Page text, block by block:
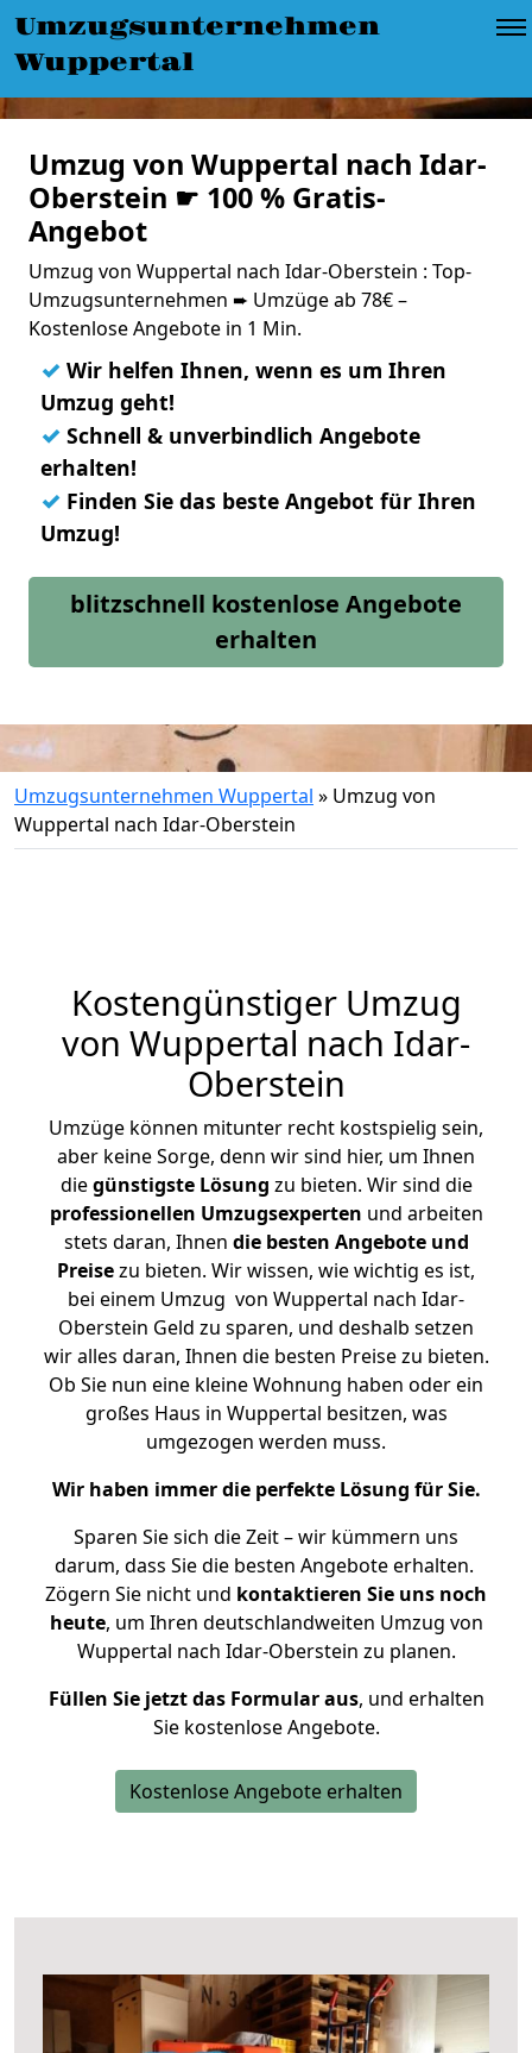
Umzugsunternehmen
Wuppertal
Umzug von Wuppertal nach Idar-
Oberstein ☛ 100 % Gratis-
Angebot
Umzug von Wuppertal nach Idar-Oberstein : Top-
Umzugsunternehmen ➨ Umzüge ab 78€ –
Kostenlose Angebote in 1 Min.
✓ Wir helfen Ihnen, wenn es um Ihren
Umzug geht!
✓ Schnell & unverbindlich Angebote
erhalten!
✓ Finden Sie das beste Angebot für Ihren
Umzug!
blitzschnell kostenlose Angebote
erhalten
Umzugsunternehmen Wuppertal » Umzug von
Wuppertal nach Idar-Oberstein
Kostengünstiger Umzug
von Wuppertal nach Idar-
Oberstein
Umzüge können mitunter recht kostspielig sein,
aber keine Sorge, denn wir sind hier, um Ihnen
diegünstigste Lösung zu bieten. Wir sind die
professionellen Umzugsexperten und arbeiten
stets daran, Ihnen die besten Angebote und
Preisezu bieten. Wir wissen, wie wichtig es ist,
bei einem Umzug von Wuppertal nach Idar-
Oberstein Geld zu sparen, und deshalb setzen
wir alles daran, Ihnen die besten Preise zu bieten.
Ob Sie nun eine kleine Wohnung haben oder ein
großes Haus in Wuppertal besitzen, was
umgezogen werden muss.
Wir haben immer die perfekte Lösung für Sie.
Sparen Sie sich die Zeit – wir kümmern uns
darum, dass Sie die besten Angebote erhalten.
Zögern Sie nicht und kontaktieren Sie uns noch
heute, um Ihren deutschlandweiten Umzug von
Wuppertal nach Idar-Oberstein zu planen.
Füllen Sie jetzt das Formular aus, und erhalten
Sie kostenlose Angebote.
Kostenlose Angebote erhalten